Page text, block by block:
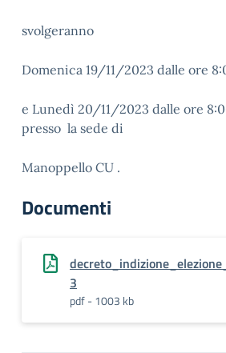
svolgeranno
Domenica 19/11/2023 dalle ore
e Lunedì 20/11/2023 dalle ore
presso la sede di
Manoppello CU .
Documenti
3
pdf - 1003 kb